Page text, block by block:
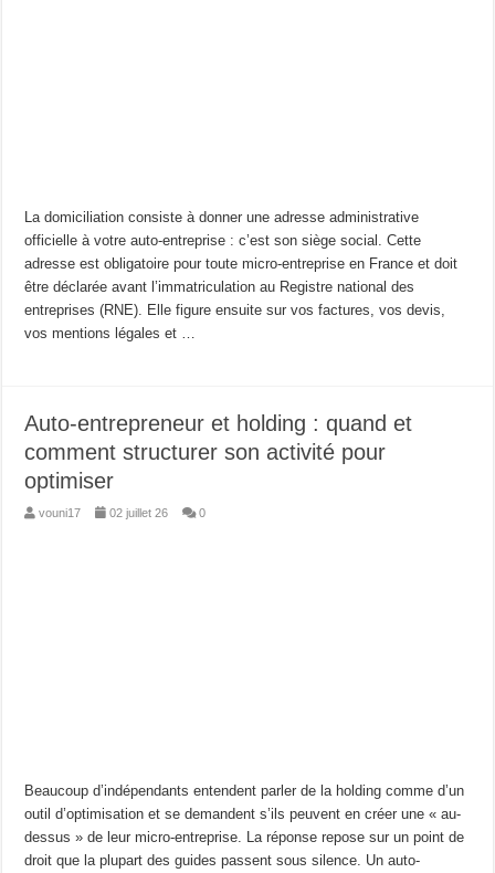
La domiciliation consiste à donner une adresse administrative
officielle à votre auto-entreprise : c’est son siège social. Cette
adresse est obligatoire pour toute micro-entreprise en France et doit
être déclarée avant l’immatriculation au Registre national des
entreprises (RNE). Elle figure ensuite sur vos factures, vos devis,
vos mentions légales et …
Auto-entrepreneur et holding : quand et
comment structurer son activité pour
optimiser
vouni17 02 juillet 26 0
Beaucoup d’indépendants entendent parler de la holding comme d’un
outil d’optimisation et se demandent s’ils peuvent en créer une « au-
dessus » de leur micro-entreprise. La réponse repose sur un point de
droit que la plupart des guides passent sous silence. Un auto-